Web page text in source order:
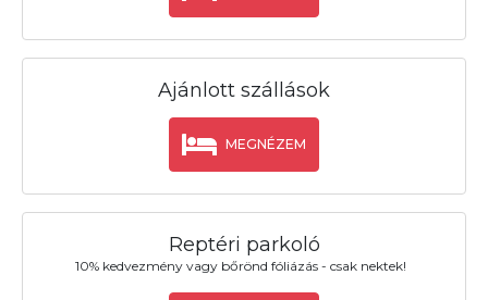
Ajánlott szállások
MEGNÉZEM
Reptéri parkoló
10% kedvezmény vagy bőrönd fóliázás - csak nektek!